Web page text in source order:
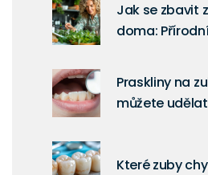
Jak se zbavit
doma:
Praskliny na
můžete
Které zuby